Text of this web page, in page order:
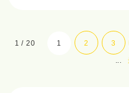
1 / 20 1 2 3
...